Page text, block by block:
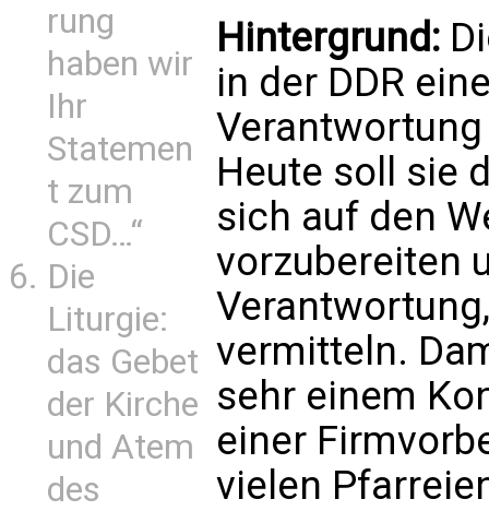
rung
haben wir
Ihr
Statemen
t zum
CSD…“
Die
Liturgie:
das Gebet
der Kirche
und Atem
des
Hintergrund:
in der DDR
Heute soll sie
sich auf den
vorzubereiten
vermitteln.
sehr einem
einer
vielen